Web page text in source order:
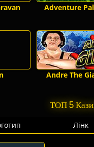
Adventure
Andre The
ТОП 5
Лінк